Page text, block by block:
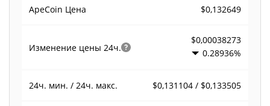
ApeCoin Цена $0,132649
Изменение цены 24ч.
$0,00038273
0.28936%
24ч. мин. / 24ч. макс. $0,131104 / $0,133505